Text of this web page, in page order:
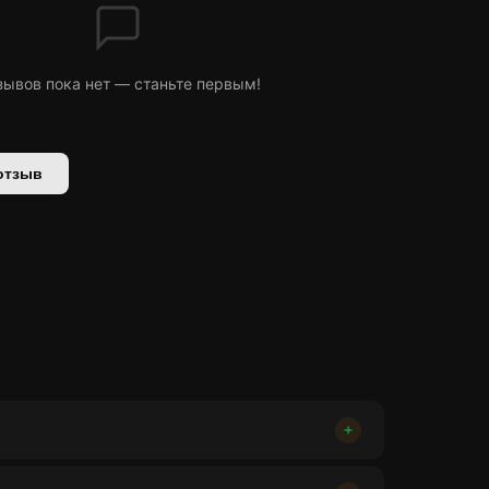
пока нет — станьте первым!